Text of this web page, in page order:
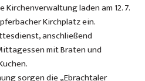
laden am 12. 7.
Kirchplatz ein.
anschließend
mit Braten und
sorgen die „Ebrachtaler